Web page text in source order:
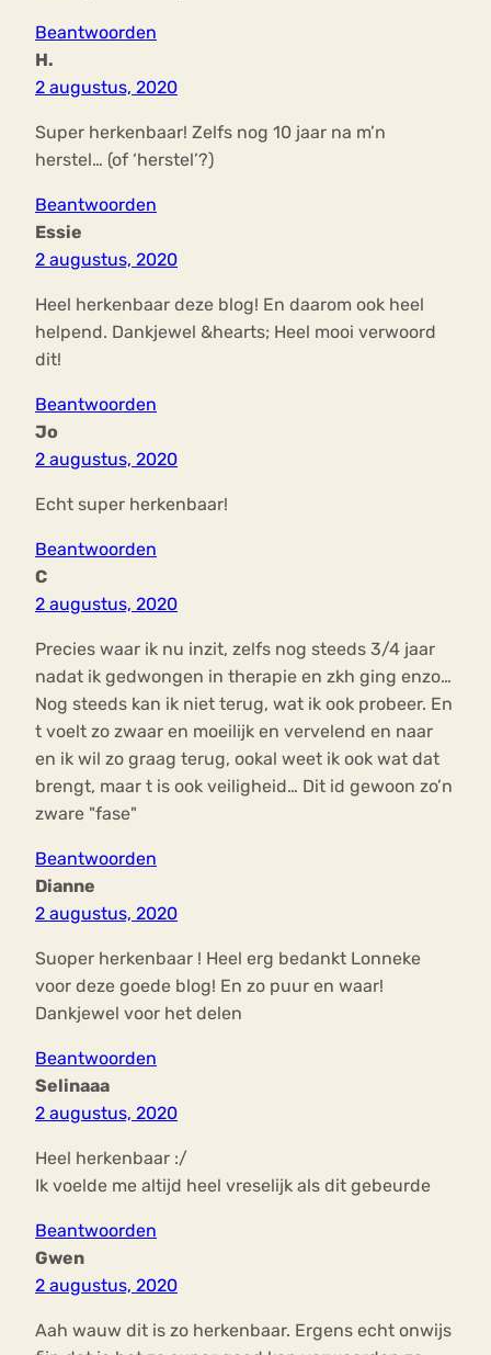
Beantwoorden
H.
2 augustus, 2020
Super herkenbaar! Zelfs nog 10 jaar na m’n
herstel… (of ‘herstel’?)
Beantwoorden
Essie
2 augustus, 2020
Heel herkenbaar deze blog! En daarom ook heel
helpend. Dankjewel &hearts; Heel mooi verwoord
dit!
Beantwoorden
Jo
2 augustus, 2020
Echt super herkenbaar!
Beantwoorden
C
2 augustus, 2020
Precies waar ik nu inzit, zelfs nog steeds 3/4 jaar
nadat ik gedwongen in therapie en zkh ging enzo…
Nog steeds kan ik niet terug, wat ik ook probeer. En
t voelt zo zwaar en moeilijk en vervelend en naar
en ik wil zo graag terug, ookal weet ik ook wat dat
brengt, maar t is ook veiligheid… Dit id gewoon zo’n
zware "fase"
Beantwoorden
Dianne
2 augustus, 2020
Suoper herkenbaar ! Heel erg bedankt Lonneke
voor deze goede blog! En zo puur en waar!
Dankjewel voor het delen
Beantwoorden
Selinaaa
2 augustus, 2020
Heel herkenbaar :/
Ik voelde me altijd heel vreselijk als dit gebeurde
Beantwoorden
Gwen
2 augustus, 2020
Aah wauw dit is zo herkenbaar. Ergens echt onwijs